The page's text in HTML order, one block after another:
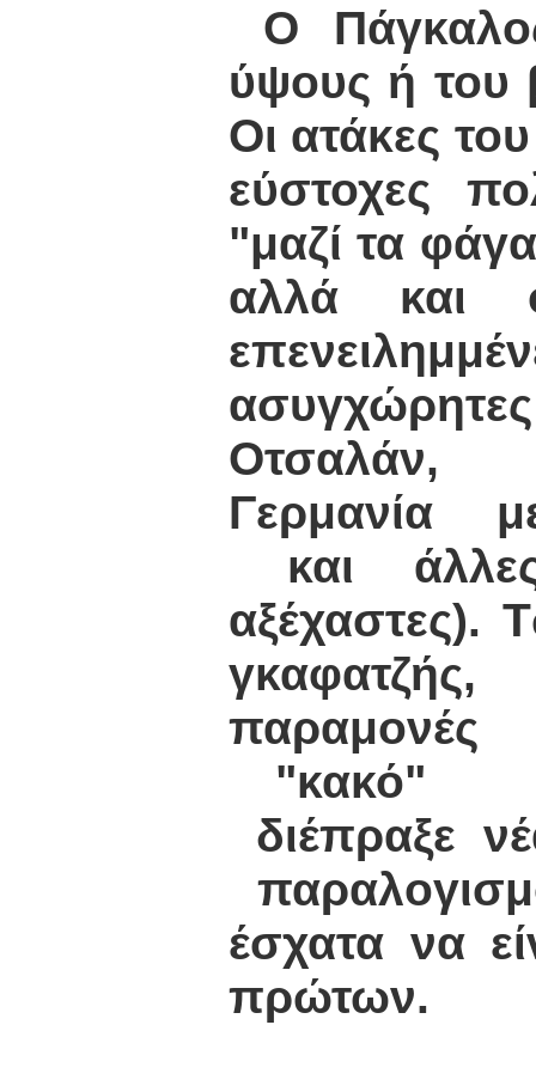
Ο
ύψους ή του
Οι ατάκες
εύστοχες
"μαζί τα
αλλά και
Οτσαλάν,
Γερμανία
και
αξέχαστες).
"κακό"
διέπραξε
έσχατα να
πρώτων.